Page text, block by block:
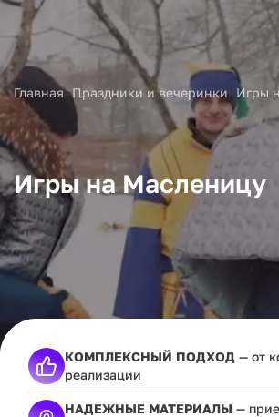
Главная>Праздники и вечеринки>Игры
Игры на Масленицу
КОМПЛЕКСНЫЙ ПОДХОД — от
реализации
НАДЕЖНЫЕ МАТЕРИАЛЫ —